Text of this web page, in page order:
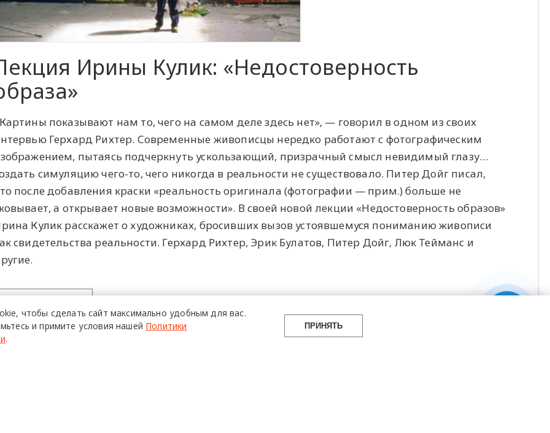
Ирины Кулик: «Недостоверность
показывают нам то, чего на самом деле здесь нет», — говорил в одном из своих
Герхард Рихтер. Современные живописцы нередко работают с фотографическим
пытаясь подчеркнуть ускользающий, призрачный смысл невидимый глазу…
симуляцию чего-то, чего никогда в реальности не существовало. Питер Дойг писал,
после добавления краски «реальность оригинала (фотографии — прим.) больше не
а открывает новые возможности». В своей новой лекции «Недостоверность образов»
Кулик расскажет о художниках, бросивших вызов устоявшемуся пониманию живописи
свидетельства реальности. Герхард Рихтер, Эрик Булатов, Питер Дойг, Люк Тейманс и
ПОЙТИ
чтобы сделать сайт максимально удобным для вас.
и примите условия нашей Политики
.
ПРИНЯТЬ